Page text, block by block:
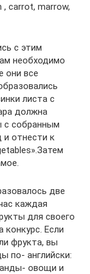
, carrot, marrow,
с этим
необходимо
они все
листа с
должна
с собранным
отнести к
две
каждая
для своего
Если
фрукта, вы
по- английски:
овощи и